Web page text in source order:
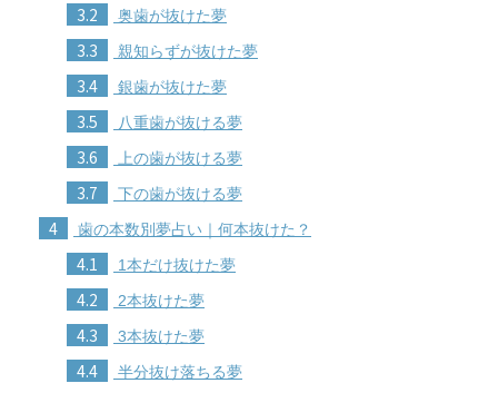
3.2 奥歯が抜けた夢
3.3 親知らずが抜けた夢
3.4 銀歯が抜けた夢
3.5 八重歯が抜ける夢
3.6 上の歯が抜ける夢
3.7 下の歯が抜ける夢
4 歯の本数別夢占い｜何本抜けた？
4.1 1本だけ抜けた夢
4.2 2本抜けた夢
4.3 3本抜けた夢
4.4 半分抜け落ちる夢